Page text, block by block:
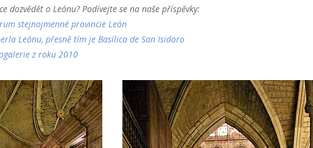
dozvědět o Leónu? Podívejte se na naše příspěvky:
stejnojmenné provincie León
Leónu, přesně tím je Basílica de San Isidoro
z roku 2010